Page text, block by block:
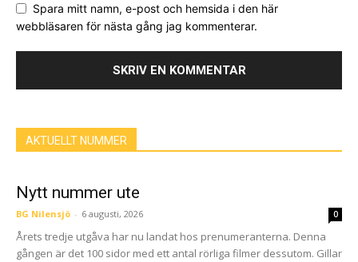
Spara mitt namn, e-post och hemsida i den här
webbläsaren för nästa gång jag kommenterar.
AKTUELLT NUMMER
Nytt nummer ute
BG Nilensjö - 6 augusti, 2026 0
Årets tredje utgåva har nu landat hos prenumeranterna. Denna
gången är det 100 sidor med ett antal rörliga filmer dessutom. Gillar